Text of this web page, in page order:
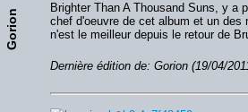
Gorion
Brighter Than A Thousand Suns, y a
chef d'oeuvre de cet album et un des
n'est le meilleur depuis le retour de
Dernière édition de: Gorion (19/04/